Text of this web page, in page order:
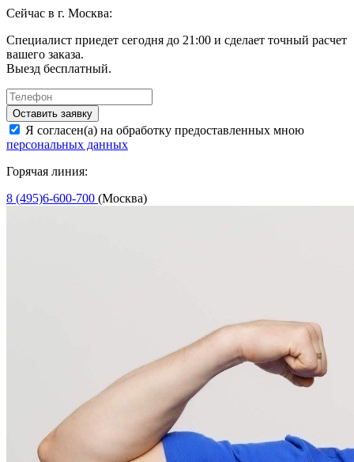
Сейчас в г. Москва:
Специалист приедет сегодня до 21:00 и сделает точный расчет
вашего заказа.
Выезд бесплатный.
Оставить заявку
Я согласен(а) на обработку предоставленных мною
персональных данных
Горячая линия:
8 (495)6-600-700 (Москва)